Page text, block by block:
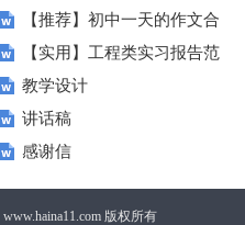
告范文汇编五篇
【推荐】初中一天的作文合
集八篇【实用】工程类实习报告范
文汇编六篇
教学设计
讲话稿
感谢信
www.haina11.com 版权所有